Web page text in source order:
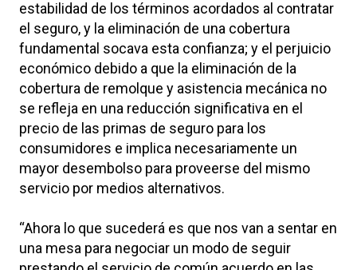
estabilidad de los términos acordados al contratar
el seguro, y la eliminación de una cobertura
fundamental socava esta confianza; y el perjuicio
económico debido a que la eliminación de la
cobertura de remolque y asistencia mecánica no
se refleja en una reducción significativa en el
precio de las primas de seguro para los
consumidores e implica necesariamente un
mayor desembolso para proveerse del mismo
servicio por medios alternativos.
“Ahora lo que sucederá es que nos van a sentar en
una mesa para negociar un modo de seguir